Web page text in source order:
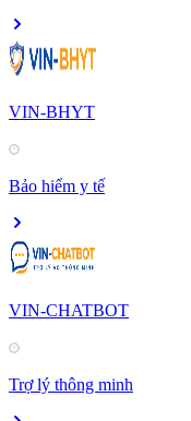
VIN-BHYT
Bảo hiểm y tế
VIN-CHATBOT
Trợ lý thông minh